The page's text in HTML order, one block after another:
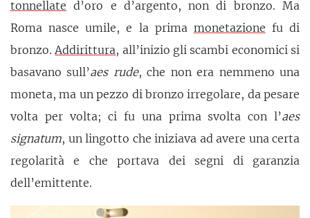
tonnellate d’oro e d’argento, non di bronzo. Ma
Roma nasce umile, e la prima monetazione fu di
bronzo. Addirittura, all’inizio gli scambi economici si
basavano sull’aes rude, che non era nemmeno una
moneta, ma un pezzo di bronzo irregolare, da pesare
volta per volta; ci fu una prima svolta con l’aes
signatum, un lingotto che iniziava ad avere una certa
regolarità e che portava dei segni di garanzia
dell’emittente.